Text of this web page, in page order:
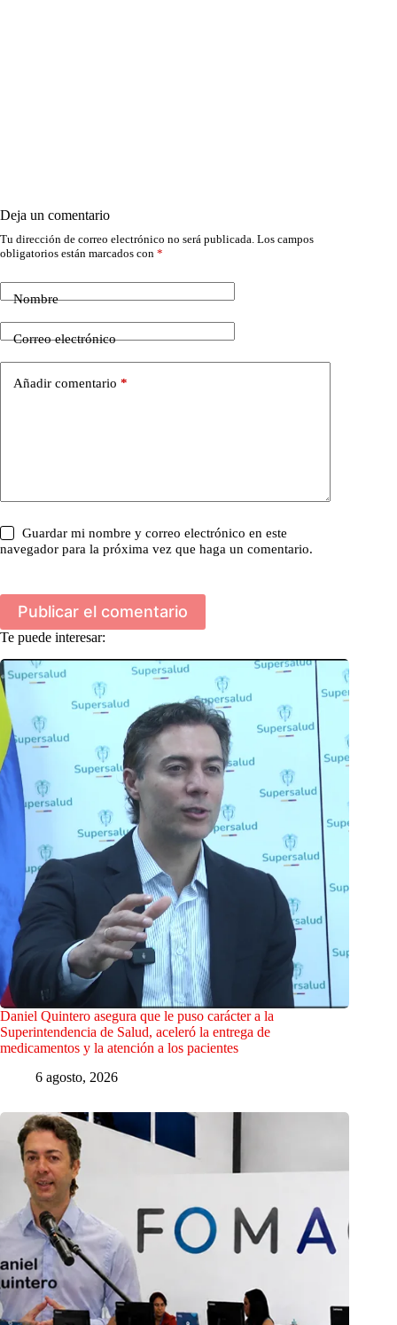
Deja un comentario
Tu dirección de correo electrónico no será publicada. Los campos
obligatorios están marcados con *
Nombre
Correo electrónico
Añadir comentario *
Guardar mi nombre y correo electrónico en este
navegador para la próxima vez que haga un comentario.
Publicar el comentario
Te puede interesar:
Daniel Quintero asegura que le puso carácter a la
Superintendencia de Salud, aceleró la entrega de
medicamentos y la atención a los pacientes
6 agosto, 2026